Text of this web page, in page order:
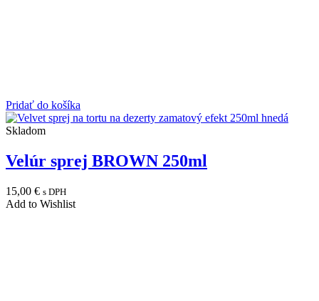
Pridať do košíka
Skladom
Velúr sprej BROWN 250ml
15,00 € s DPH
Add to Wishlist